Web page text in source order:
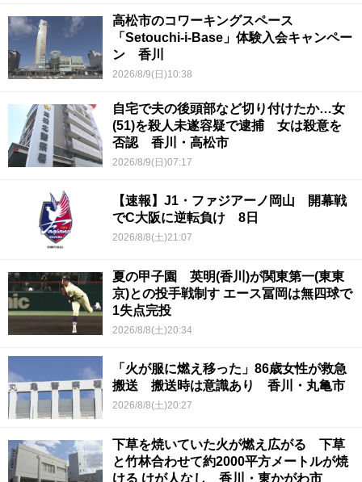
高松市のコワーキングスペース
「Setouchi-i-Base」体験入会キャンペー
ン 香川
2026/8/9(日)10:38
自宅で夫の後頭部など切り付けたか…女
(51)を殺人未遂容疑で逮捕 女は殺意を
否認 香川・高松市
2026/8/9(日)07:17
【速報】J1・ファジアーノ岡山 開幕戦
でC大阪に逆転負け 8日
2026/8/8(土)21:07
夏の甲子園 英明(香川)が関東第一(東東
京)との投手戦制す エース冨岡は無四球で
1失点完投
2026/8/8(土)20:34
「火が服に燃え移った」86歳女性が救急
搬送 搬送時は意識あり 香川・丸亀市
2026/8/8(土)20:27
下草を焼いていた火が燃え広がる 下草
と竹林合わせて約2000平方メートルが焼
ける けが人なし 香川・東かがわ市